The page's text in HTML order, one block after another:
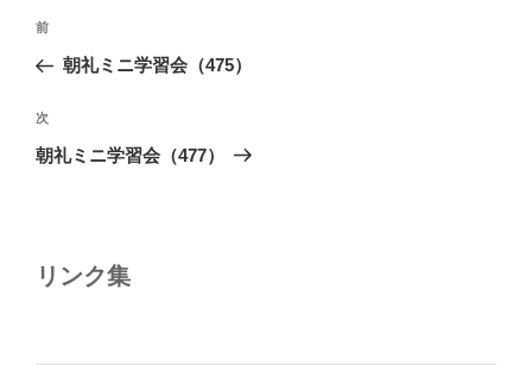
投
ナ
ビ
ゲ
ン
前
の
稿
前
朝礼ミニ学習会（475）
次
の
次
朝礼ミニ学習会（477）
リンク集